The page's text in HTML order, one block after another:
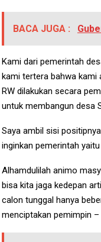
BACA JUGA :
Kami dari pemerintah
kami tertera bahwa kami
RW dilakukan secara
untuk membangun desa
Saya ambil sisi
inginkan pemerintah
Alhamdulilah animo
bisa kita jaga kedepan
calon tunggal hanya
menciptakan pemimpin